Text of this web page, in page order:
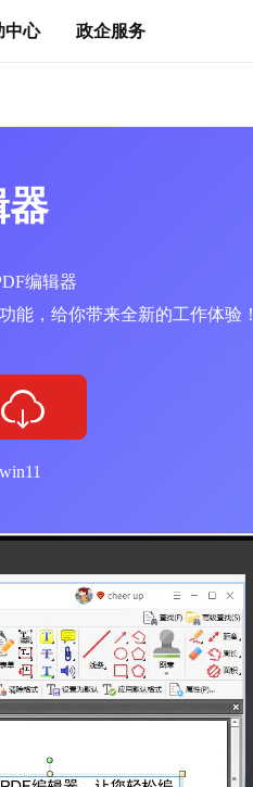
中心 政企服务
器
编辑器
能，给你带来全新的工作体验！